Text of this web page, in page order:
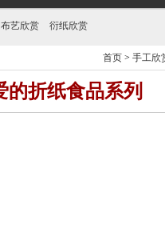
布艺欣赏 衍纸欣赏
首页 >手工欣
的折纸食品系列